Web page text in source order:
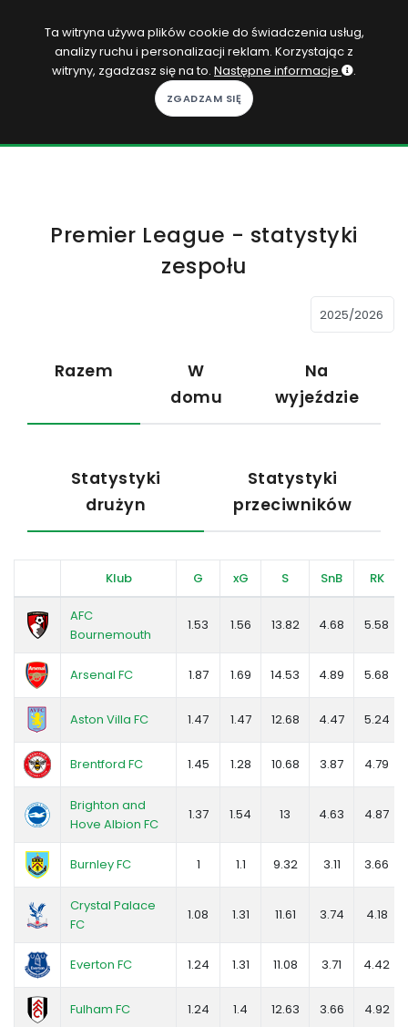
Zaloguj się
KOPACAK
DO DOMU
QUIZY
Ta witryna używa plików cookie do świadczenia usług,
analizy ruchu i personalizacji reklam. Korzystając z
witryny, zgadzasz się na to. Następne informacje .
Premier League - statystyki
zespołu
Razem
W
domu
Na
wyjeździe
Statystyki
drużyn
Statystyki
przeciwników
Klub G xG S SnB RK
AFC
Bournemouth
1.53 1.56 13.82 4.68 5.58
Arsenal FC 1.87 1.69 14.53 4.89 5.68
Aston Villa FC 1.47 1.47 12.68 4.47 5.24
Brentford FC 1.45 1.28 10.68 3.87 4.79
Brighton and
Hove Albion FC
1.37 1.54 13 4.63 4.87
Burnley FC 1 1.1 9.32 3.11 3.66
Crystal Palace
FC
1.08 1.31 11.61 3.74 4.18
Everton FC 1.24 1.31 11.08 3.71 4.42
Fulham FC 1.24 1.4 12.63 3.66 4.92